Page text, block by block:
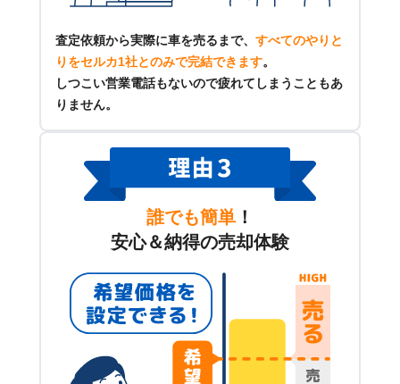
査定依頼から実際に車を売るまで、 すべてのやりと
りをセルカ1社とのみで完結できます。
しつこい営業電話もないので疲れてしまうこともあ
りません。
誰でも簡単 ！
安心＆納得の売却体験